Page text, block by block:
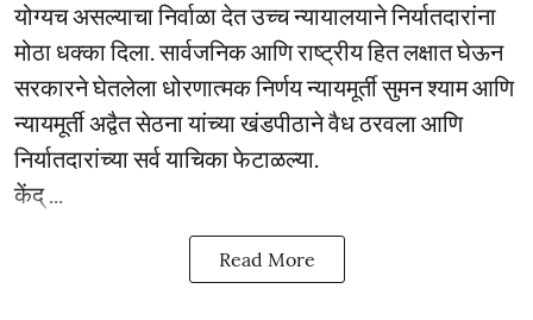
योग्यच असल्याचा निर्वाळा देत उच्च न्यायालयाने निर्यातदारांना
मोठा धक्का दिला. सार्वजनिक आणि राष्ट्रीय हित लक्षात घेऊन
सरकारने घेतलेला धोरणात्मक निर्णय न्यायमूर्ती सुमन श्याम आणि
न्यायमूर्ती अद्वैत सेठना यांच्या खंडपीठाने वैध ठरवला आणि
निर्यातदारांच्या सर्व याचिका फेटाळल्या.
केंद् ...
Read More